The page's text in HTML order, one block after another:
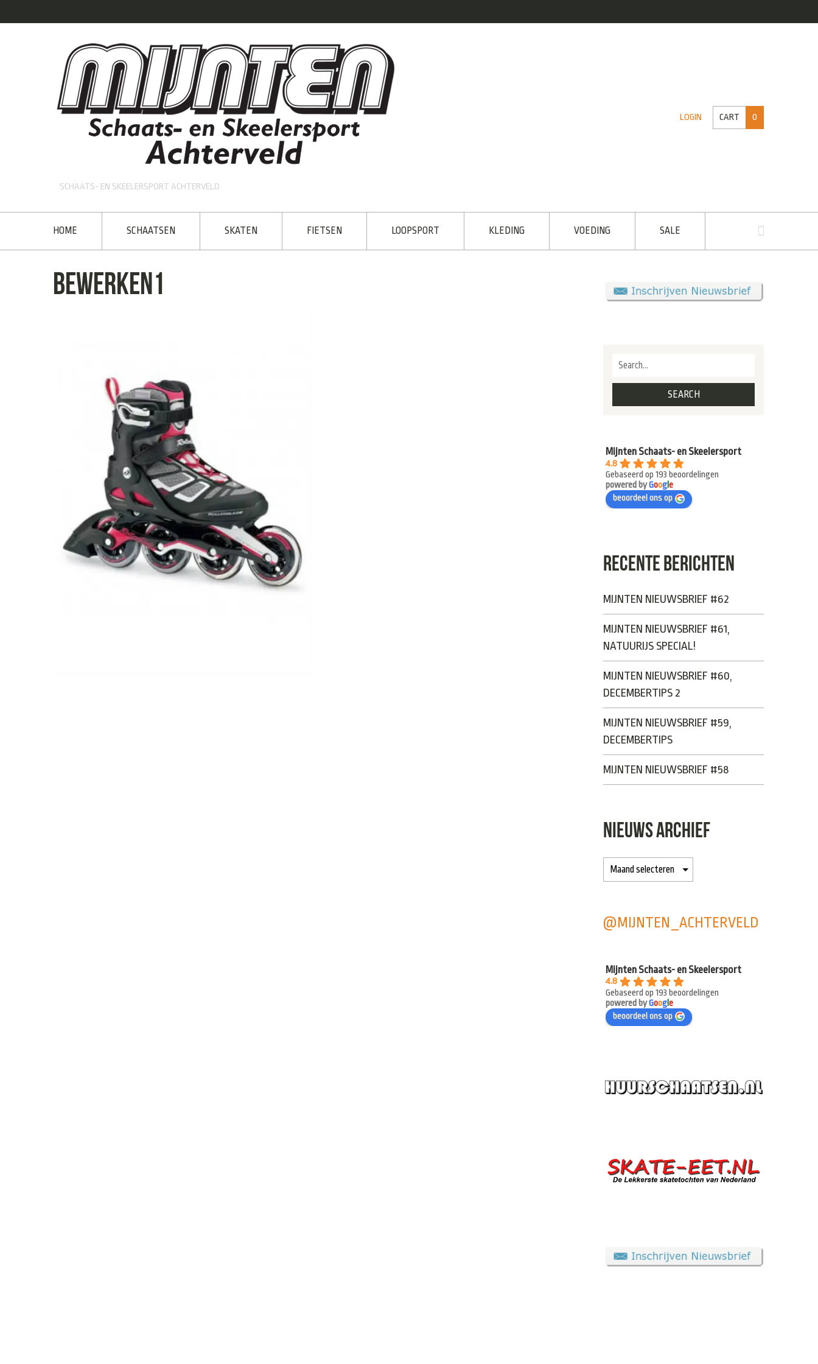
SCHAATS- EN SKEELERSPORT ACHTERVELD
LOGIN CART 0
HOME SCHAATSEN SKATEN FIETSEN LOOPSPORT KLEDING VOEDING SALE
bewerken1
Mijnten Schaats- en Skeelersport
4.8
Gebaseerd op 193 beoordelingen
powered byGoogle
beoordeel ons op
RECENTE BERICHTEN
MIJNTEN NIEUWSBRIEF #62
MIJNTEN NIEUWSBRIEF #61,
NATUURIJS SPECIAL!
MIJNTEN NIEUWSBRIEF #60,
DECEMBERTIPS 2
MIJNTEN NIEUWSBRIEF #59,
DECEMBERTIPS
MIJNTEN NIEUWSBRIEF #58
NIEUWS ARCHIEF
@MIJNTEN_ACHTERVELD
Mijnten Schaats- en Skeelersport
4.8
Gebaseerd op 193 beoordelingen
powered byGoogle
beoordeel ons op